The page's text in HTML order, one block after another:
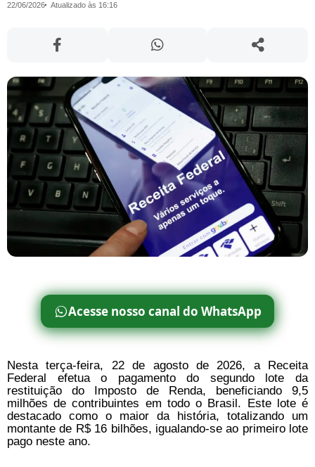
22/06/2026 Atualizado às 16:16
Acesse nosso canal do WhatsApp
Nesta terça-feira, 22 de agosto de 2026, a Receita
Federal efetua o pagamento do segundo lote da
restituição do Imposto de Renda, beneficiando 9,5
milhões de contribuintes em todo o Brasil. Este lote é
destacado como o maior da história, totalizando um
montante de R$ 16 bilhões, igualando-se ao primeiro lote
pago neste ano.